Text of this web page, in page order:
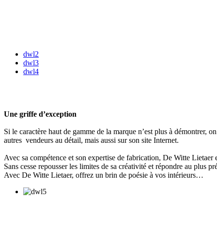
dwl2
dwl3
dwl4
Une griffe d’exception
Si le caractère haut de gamme de la marque n’est plus à démontrer,
autres vendeurs au détail, mais aussi sur son site Internet.
Avec sa compétence et son expertise de fabrication, De Witte
Sans cesse repousser les limites de sa créativité et répondre au plus
Avec De Witte Lietaer, offrez un brin de poésie à vos intérieurs…